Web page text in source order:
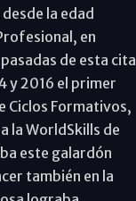
la edad
en
de esta cita
y 2016 el primer
Ciclos Formativos,
la WorldSkills de
este galardón
también en la